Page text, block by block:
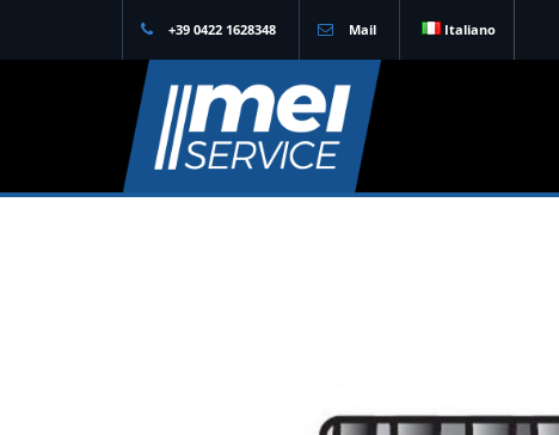
+39 0422 1628348 Mail Italiano